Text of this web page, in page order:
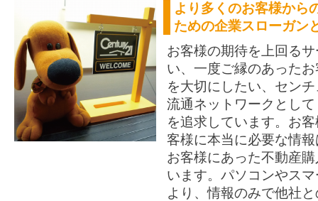
より多くのお客様から
ための企業スローガン
お客様の期待を上回る
い、一度ご縁のあった
を大切にしたい、セン
流通ネットワークとし
を追求しています。お
客様に本当に必要な情
お客様にあった不動産
います。パソコンやス
より、情報のみで他社